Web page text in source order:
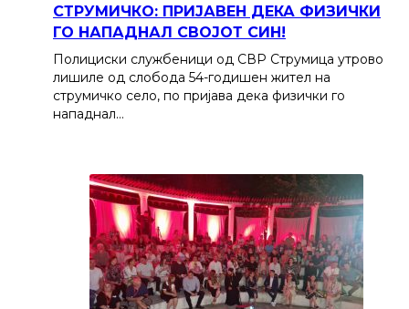
СТРУМИЧКО: ПРИЈАВЕН ДЕКА ФИЗИЧКИ
ГО НАПАДНАЛ СВОЈОТ СИН!
Полициски службеници од СВР Струмица утрово
лишиле од слобода 54-годишен жител на
струмичко село, по пријава дека физички го
нападнал…